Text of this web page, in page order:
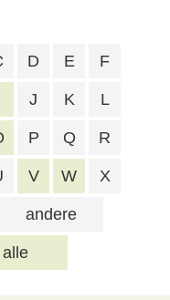
alle
D E F
J K L
P Q R
V W X
andere